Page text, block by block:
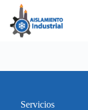
Saltar
contenido
Servicios